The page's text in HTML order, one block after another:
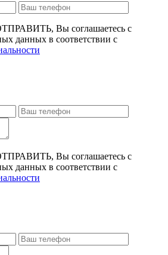
Вы соглашаетесь с
данных в соответствии с
Вы соглашаетесь с
данных в соответствии с